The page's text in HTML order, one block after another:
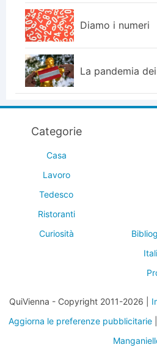
Diamo i numeri
La pandemia
Categorie
Casa
Lavoro
Tedesco
Ristoranti
Curiosità
QuiVienna - Copyright 2011-2026 |
Aggiorna le preferenze pubblicitarie